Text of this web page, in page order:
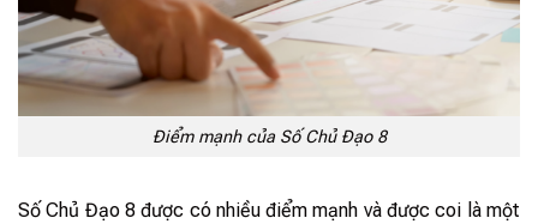
Điểm mạnh của Số Chủ Đạo 8
Số Chủ Đạo 8 được có nhiều điểm mạnh và được coi là một